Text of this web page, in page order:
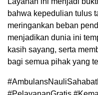
bahwa kepedulian tulus
meringankan beban
menjadikan dunia ini
kasih sayang, serta
bagi semua pihak yang